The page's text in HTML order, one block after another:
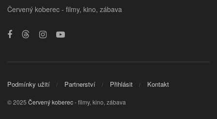
Červený koberec - filmy, kino, zábava
Podmínky užití Partnerství Přihlásit Kontakt
© 2025 Červený koberec- filmy, kino, zábava